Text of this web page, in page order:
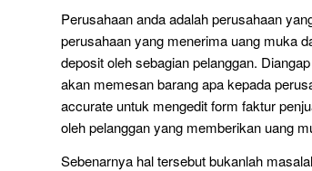
Perusahaan anda adalah perusahaan
perusahaan yang menerima uang muka
deposit oleh sebagian pelanggan. Diangap
akan memesan barang apa kepada
accurate untuk mengedit form faktur
oleh pelanggan yang memberikan uang
Sebenarnya hal tersebut bukanlah